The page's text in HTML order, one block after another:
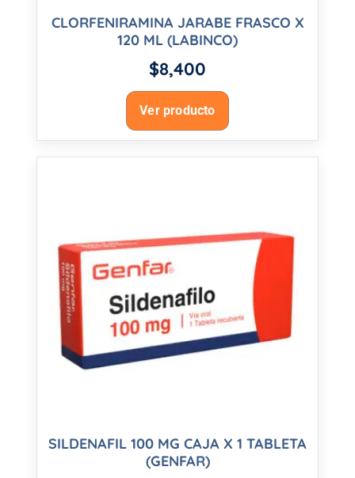
CLORFENIRAMINA JARABE FRASCO X
120 ML (LABINCO)
$8,400
Ver producto
SILDENAFIL 100 MG CAJA X 1 TABLETA
(GENFAR)